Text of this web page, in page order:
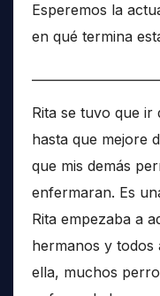
Esperemos la
en qué termina
Rita se tuvo que ir
hasta que mejore
que mis demás
enfermaran. Es
Rita empezaba a
hermanos y todos
ella, muchos